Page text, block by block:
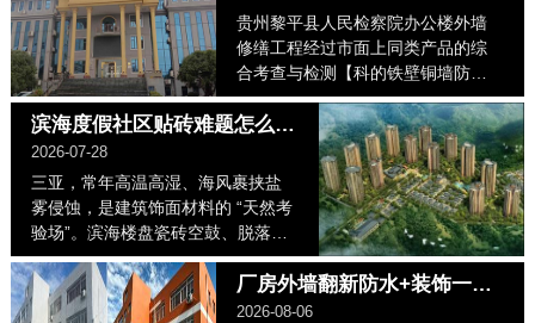
贵州黎平县人民检察院办公楼外墙
修缮工程经过市面上同类产品的综
合考查与检测【科的铁壁铜墙防水
装饰一体化】以优异的品质效果与
品牌口碑获得项目负责领导一致的
认可与赞赏...
滨海度假社区贴砖难题怎么破？科的瓷砖粘结剂落地三亚鸿坤山海墅
2026-07-28
三亚，常年高温高湿、海风裹挟盐
雾侵蚀，是建筑饰面材料的 “天然考
验场”。滨海楼盘瓷砖空鼓、脱落、
返碱，一直是精装、翻新工程的高
发痛点。 ...
厂房外墙翻新防水+装饰一步到位，科的外墙防水装饰一体化涂料，开启旧楼外墙翻新新篇章！
2026-08-06